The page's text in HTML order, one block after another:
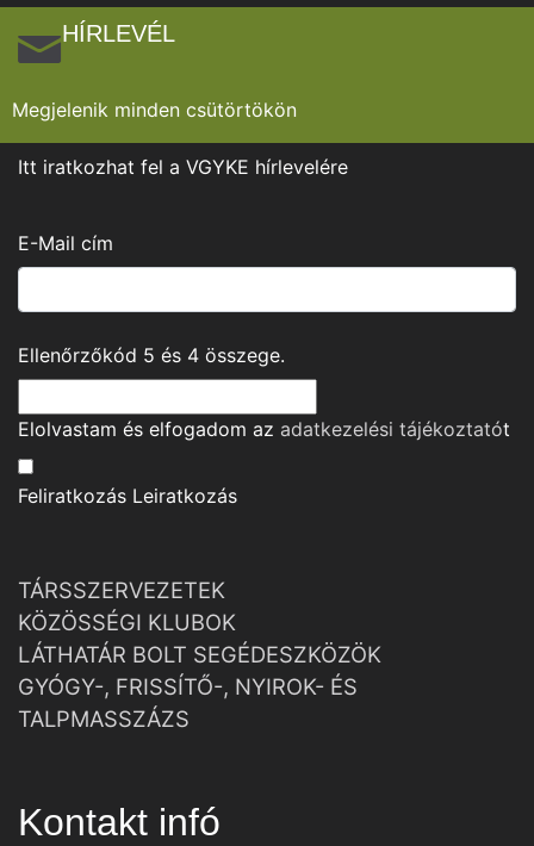
HÍRLEVÉL
Megjelenik minden csütörtökön
Itt iratkozhat fel a VGYKE hírlevelére
E-Mail cím
Ellenőrzőkód 5 és 4 összege.
Elolvastam és elfogadom az adatkezelési tájékoztatót
Feliratkozás Leiratkozás
TÁRSSZERVEZETEK
KÖZÖSSÉGI KLUBOK
LÁTHATÁR BOLT SEGÉDESZKÖZÖK
GYÓGY-, FRISSÍTŐ-, NYIROK- ÉS
TALPMASSZÁZS
Kontakt infó